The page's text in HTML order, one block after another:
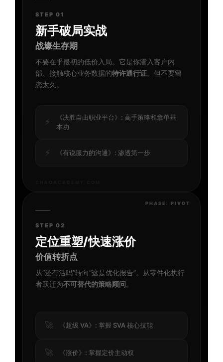
STEP 01
新手破局实战
战壕生存期
不要在乎最初的低价入局。它是你潜入客户内
部、接触核心业务数据的特许通行证。但不要留
恋太久。
⚡
《决胜自由职业平台》: 高手策略和拿单基
本功
⚡ 《有说服力的沟通》: 渗透第一步
PHASE: PIVOT
STEP 02
定位重塑/快速涨价
价值转折点
从“还有活吗”转向“这是优化报告”。从零件化执行
者跃迁为不可替代的策略顾问。
🚀 《超级 VA》: 掌握 SVA 核心技能
🚀 《涨价》: 掌握定价主动权